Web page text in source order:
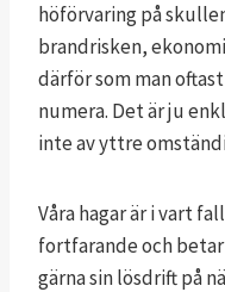
höförvaring på
brandrisken,
därför som man
numera. Det är ju
inte av yttre
Våra hagar är i vart
fortfarande och
gärna sin lösdrift på